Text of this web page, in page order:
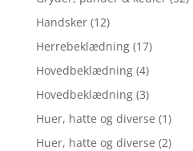
Handsker (12)
Herrebeklædning (17)
Hovedbeklædning (4)
Hovedbeklædning (3)
Huer, hatte og diverse (1)
Huer, hatte og diverse (2)